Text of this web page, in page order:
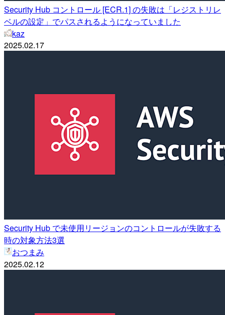
Security Hub コントロール [ECR.1] の失敗は「レジストリレ
ベルの設定」でパスされるようになっていました
kaz
2025.02.17
Security Hub で未使用リージョンのコントロールが失敗する
時の対象方法3選
おつまみ
2025.02.12